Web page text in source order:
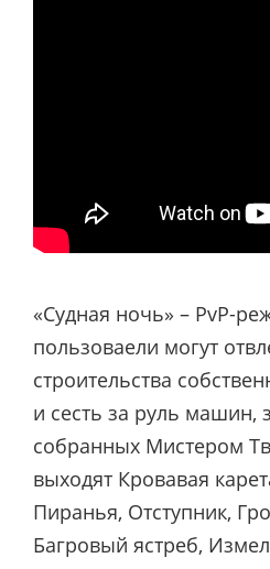
«Судная ночь» – PvP-
пользоваели могут
строительства
и сесть за руль машин,
собранных Мистером
выходят Кровавая
Пиранья, Отступник,
Багровый ястреб,